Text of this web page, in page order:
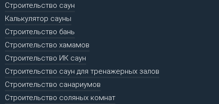
Строительство саун
Калькулятор сауны
Строительство бань
Строительство хамамов
Строительство ИК саун
Строительство саун для тренажерных залов
Строительство санариумов
Строительство соляных комнат